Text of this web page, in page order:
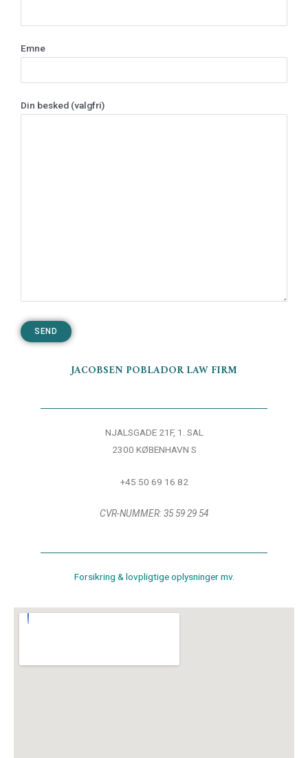
Emne
Din besked (valgfri)
JACOBSEN POBLADOR LAW FIRM
NJALSGADE 21F, 1. SAL
2300 KØBENHAVN S
+45 50 69 16 82
CVR-NUMMER: 35 59 29 54
Forsikring & lovpligtige oplysninger mv.